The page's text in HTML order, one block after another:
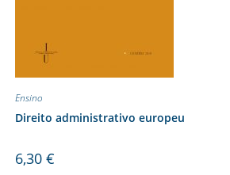
Ensino
Direito administrativo europeu
6,30 €